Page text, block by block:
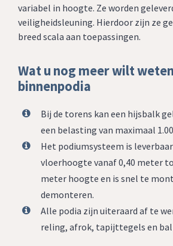
variabel in hoogte. Ze worden
veiligheidsleuning. Hierdoor zijn ze
breed scala aan toepassingen.
Wat u nog meer wilt
binnenpodia
Bij de torens kan een hijsbalk
een belasting van maximaal
Het podiumsysteem is
vloerhoogte vanaf 0,40 meter
meter hoogte en is snel te
demonteren.
Alle podia zijn uiteraard af te
reling, afrok, tapijttegels en